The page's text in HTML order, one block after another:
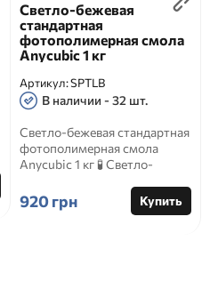
Светло-бежевая
стандартная
фотополимерная смола
Anycubic 1 кг
Артикул:SPTLB
В наличии - 32 шт.
Светло-бежевая стандартная
фотополимерная смола
Anycubic 1 кг 🧪 Светло-
фотополи...
920 грн Купить